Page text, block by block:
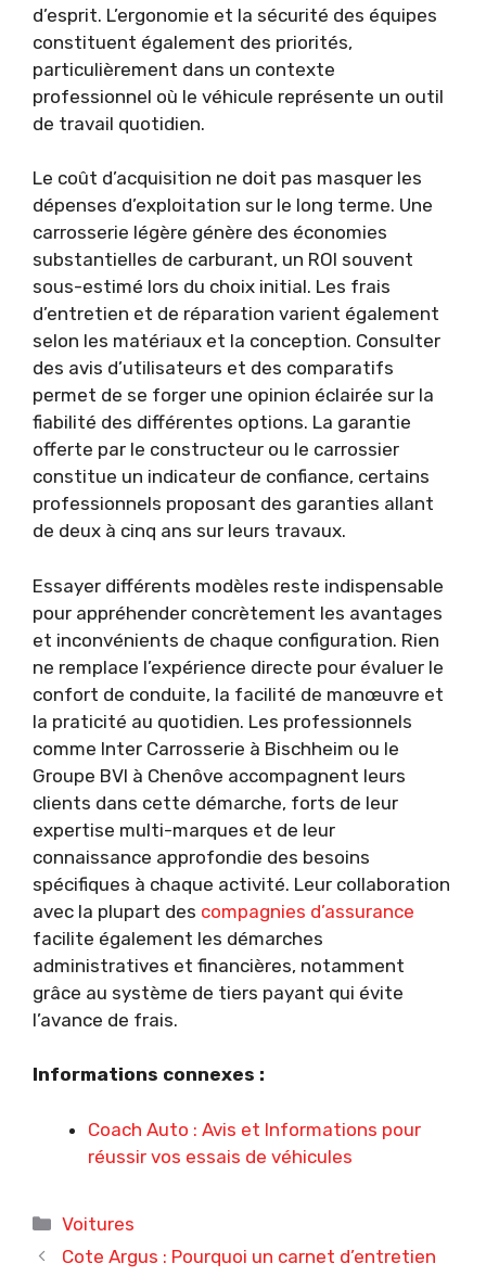
d’esprit. L’ergonomie et la sécurité des équipes
constituent également des priorités,
particulièrement dans un contexte
professionnel où le véhicule représente un outil
de travail quotidien.
Le coût d’acquisition ne doit pas masquer les
dépenses d’exploitation sur le long terme. Une
carrosserie légère génère des économies
substantielles de carburant, un ROI souvent
sous-estimé lors du choix initial. Les frais
d’entretien et de réparation varient également
selon les matériaux et la conception. Consulter
des avis d’utilisateurs et des comparatifs
permet de se forger une opinion éclairée sur la
fiabilité des différentes options. La garantie
offerte par le constructeur ou le carrossier
constitue un indicateur de confiance, certains
professionnels proposant des garanties allant
de deux à cinq ans sur leurs travaux.
Essayer différents modèles reste indispensable
pour appréhender concrètement les avantages
et inconvénients de chaque configuration. Rien
ne remplace l’expérience directe pour évaluer le
confort de conduite, la facilité de manœuvre et
la praticité au quotidien. Les professionnels
comme Inter Carrosserie à Bischheim ou le
Groupe BVI à Chenôve accompagnent leurs
clients dans cette démarche, forts de leur
expertise multi-marques et de leur
connaissance approfondie des besoins
spécifiques à chaque activité. Leur collaboration
avec la plupart des compagnies d’assurance
facilite également les démarches
administratives et financières, notamment
grâce au système de tiers payant qui évite
l’avance de frais.
Informations connexes :
Coach Auto : Avis et Informations pour
réussir vos essais de véhicules
Catégories
Voitures
Cote Argus : Pourquoi un carnet d’entretien